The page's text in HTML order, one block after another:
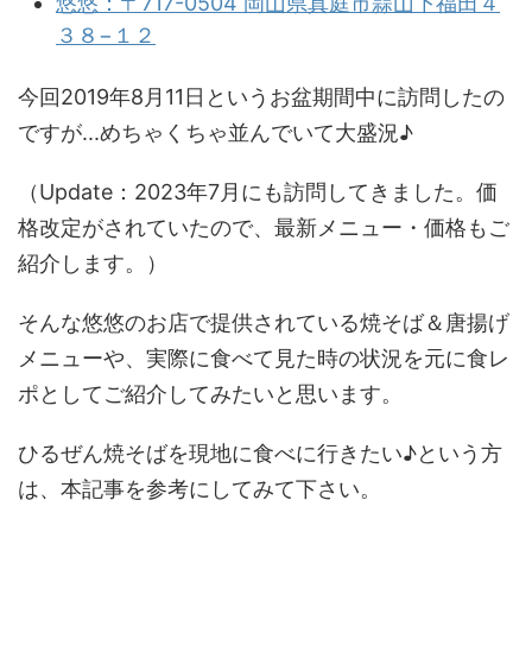
３８−１２
今回2019年8月11日というお盆期間中に訪問したの
ですが...めちゃくちゃ並んでいて大盛況♪
（Update：2023年7月にも訪問してきました。価
格改定がされていたので、最新メニュー・価格もご
紹介します。）
そんな悠悠のお店で提供されている焼そば＆唐揚げ
メニューや、実際に食べて見た時の状況を元に食レ
ポとしてご紹介してみたいと思います。
ひるぜん焼そばを現地に食べに行きたい♪という方
は、本記事を参考にしてみて下さい。